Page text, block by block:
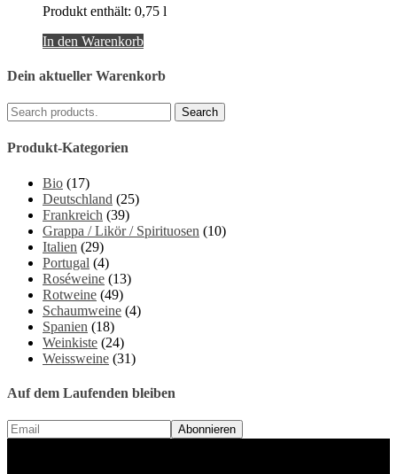
Produkt enthält: 0,75 l
In den Warenkorb
Dein aktueller Warenkorb
Produkt-Kategorien
Bio (17)
Deutschland (25)
Frankreich (39)
Grappa / Likör / Spirituosen (10)
Italien (29)
Portugal (4)
Roséweine (13)
Rotweine (49)
Schaumweine (4)
Spanien (18)
Weinkiste (24)
Weissweine (31)
Auf dem Laufenden bleiben